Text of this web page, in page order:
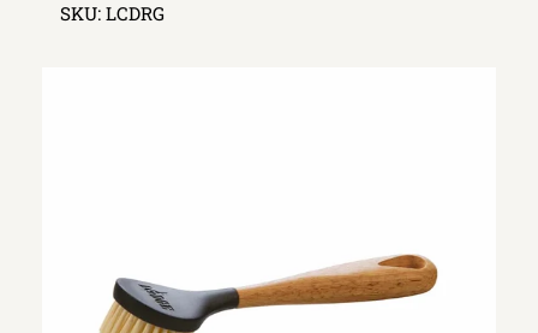
SKU: LCDRG